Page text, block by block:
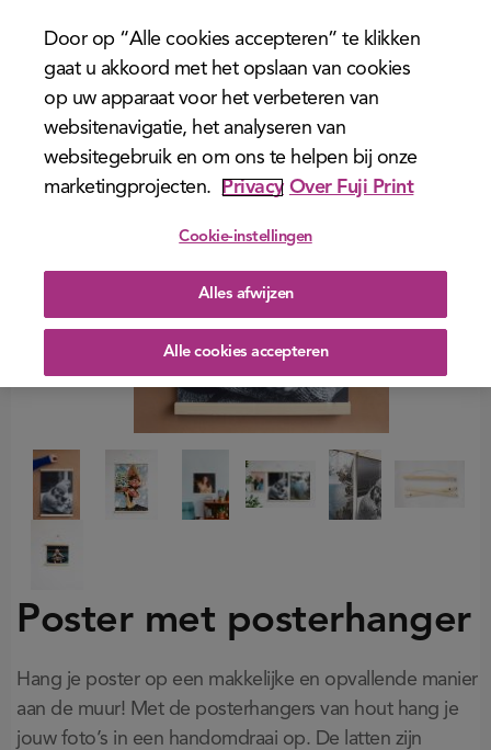
menu
Poster met posterhanger
Hang je poster op een makkelijke en opvallende manier
aan de muur! Met de posterhangers van hout hang je
jouw foto’s in een handomdraai op. De latten zijn
Door op “Alle cookies accepteren” te klikken
gaat u akkoord met het opslaan van cookies
op uw apparaat voor het verbeteren van
websitenavigatie, het analyseren van
websitegebruik en om ons te helpen bij onze
marketingprojecten.
Privacy Over Fuji Print
Cookie-instellingen
Alles afwijzen
Alle cookies accepteren